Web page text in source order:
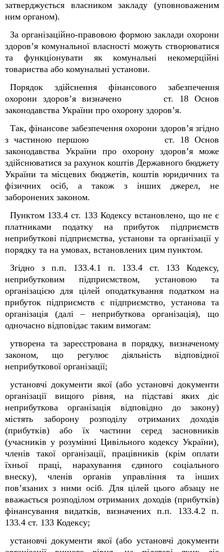
затверджується власником закладу (уповноваженим
ним органом).
За організаційно-правовою формою заклади охорони
здоров’я комунальної власності можуть створюватися
та функціонувати як комунальні некомерційні
товариства або комунальні установи.
Порядок здійснення фінансового забезпечення
охорони здоров’я визначено ст. 18 Основ
законодавства України про охорону здоров’я.
Так, фінансове забезпечення охорони здоров’я згідно
з частиною першою ст. 18 Основ
законодавства України про охорону здоров’я може
здійснюватися за рахунок коштів Державного бюджету
України та місцевих бюджетів, коштів юридичних та
фізичних осіб, а також з інших джерел, не
заборонених законом.
Пунктом 133.4 ст. 133 Кодексу встановлено, що не є
платниками податку на прибуток підприємств
неприбуткові підприємства, установи та організації у
порядку та на умовах, встановлених цим пунктом.
Згідно з п.п. 133.4.1 п. 133.4 ст. 133 Кодексу,
неприбутковим підприємством, установою та
організацією для цілей оподаткування податком на
прибуток підприємств є підприємство, установа та
організація (далі – неприбуткова організація), що
одночасно відповідає таким вимогам:
утворена та зареєстрована в порядку, визначеному
законом, що регулює діяльність відповідної
неприбуткової організації;
установчі документи якої (або установчі документи
організації вищого рівня, на підставі яких діє
неприбуткова організація відповідно до закону)
містять заборону розподілу отриманих доходів
(прибутків) або їх частини серед засновників
(учасників у розумінні Цивільного кодексу України),
членів такої організації, працівників (крім оплати
їхньої праці, нарахування єдиного соціального
внеску), членів органів управління та інших
пов’язаних з ними осіб. Для цілей цього абзацу не
вважається розподілом отриманих доходів (прибутків)
фінансування видатків, визначених п.п. 133.4.2 п.
133.4 ст. 133 Кодексу;
установчі документи якої (або установчі документи